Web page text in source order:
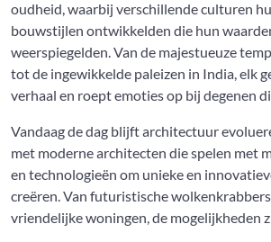
oudheid, waarbij verschillende culturen
bouwstijlen ontwikkelden die hun
weerspiegelden. Van de majestueuze
tot de ingewikkelde paleizen in India, elk
verhaal en roept emoties op bij degenen
Vandaag de dag blijft architectuur
met moderne architecten die spelen met
en technologieën om unieke en
creëren. Van futuristische
vriendelijke woningen, de mogelijkheden